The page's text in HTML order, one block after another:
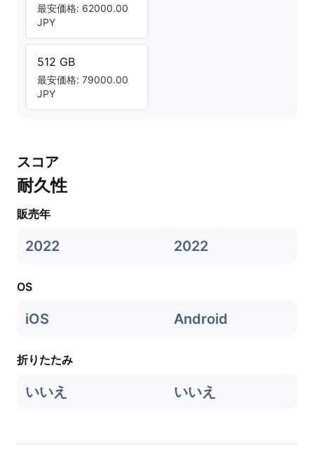
最安価格: 62000.00
JPY
512 GB
最安価格: 79000.00
JPY
スコア
耐久性
販売年
2022 2022
OS
iOS Android
折りたたみ
いいえ いいえ